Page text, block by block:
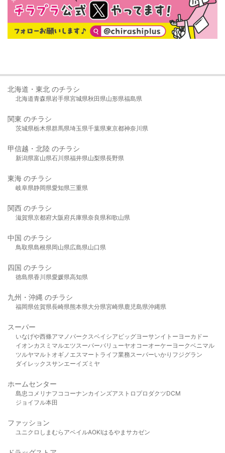
北海道・東北 のチラシ
北海道青森県岩手県宮城県秋田県山形県福島県
関東 のチラシ
茨城県栃木県群馬県埼玉県千葉県東京都神奈川県
甲信越・北陸 のチラシ
新潟県富山県石川県福井県山梨県長野県
東海 のチラシ
岐阜県静岡県愛知県三重県
関西 のチラシ
滋賀県京都府大阪府兵庫県奈良県和歌山県
中国 のチラシ
鳥取県島根県岡山県広島県山口県
四国 のチラシ
徳島県香川県愛媛県高知県
九州・沖縄 のチラシ
福岡県佐賀県長崎県熊本県大分県宮崎県鹿児島県沖縄県
スーパー
いなげや西條アマノパークスベイシア ビッグヨーサンイトーヨーカドー
イオンカスミ マルエツスーパーバリューヤオコーオーケー ヨークベニマル
ツルヤマルト オギノ エスマート ライフ業務スーパーいかり フジグラン
ダイレックスサンエーイズミヤ
ホームセンター
島忠 コメリ ナフコ コーナンカインズアストロプロダクツDCM
ジョイフル本田
ファッション
ユニクロ しまむら アベイルAOKIはるやま サカゼン